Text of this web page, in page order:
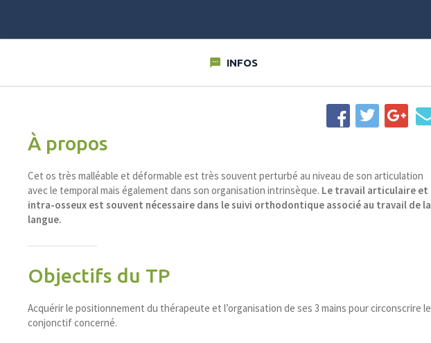
INFOS
À propos
Cet os très malléable et déformable est très souvent perturbé au niveau de son articulation
avec le temporal mais également dans son organisation intrinsèque. Le travail articulaire et
intra-osseux est souvent nécessaire dans le suivi orthodontique associé au travail de la
langue.
Objectifs du TP
Acquérir le positionnement du thérapeute et l’organisation de ses 3 mains pour circonscrire le
conjonctif concerné.